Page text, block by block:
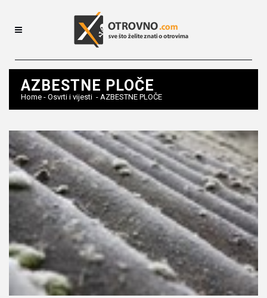
AZBESTNE PLOČE
Home - Osvrti i vijesti - AZBESTNE PLOČE